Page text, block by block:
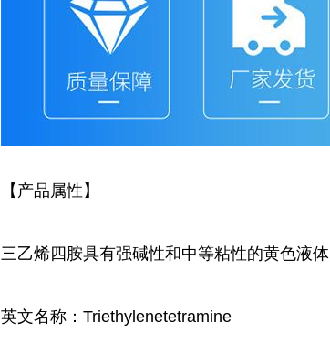
【产品属性】
三乙烯四胺具有强碱性和中等粘性的黄色液体
英文名称：Triethylenetetramine